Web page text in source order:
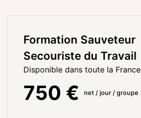
Formation Sauveteur
Secouriste du Travail
Disponible dans toute la France
750 € net / jour / groupe